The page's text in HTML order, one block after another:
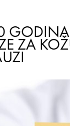
GODINA
ZA